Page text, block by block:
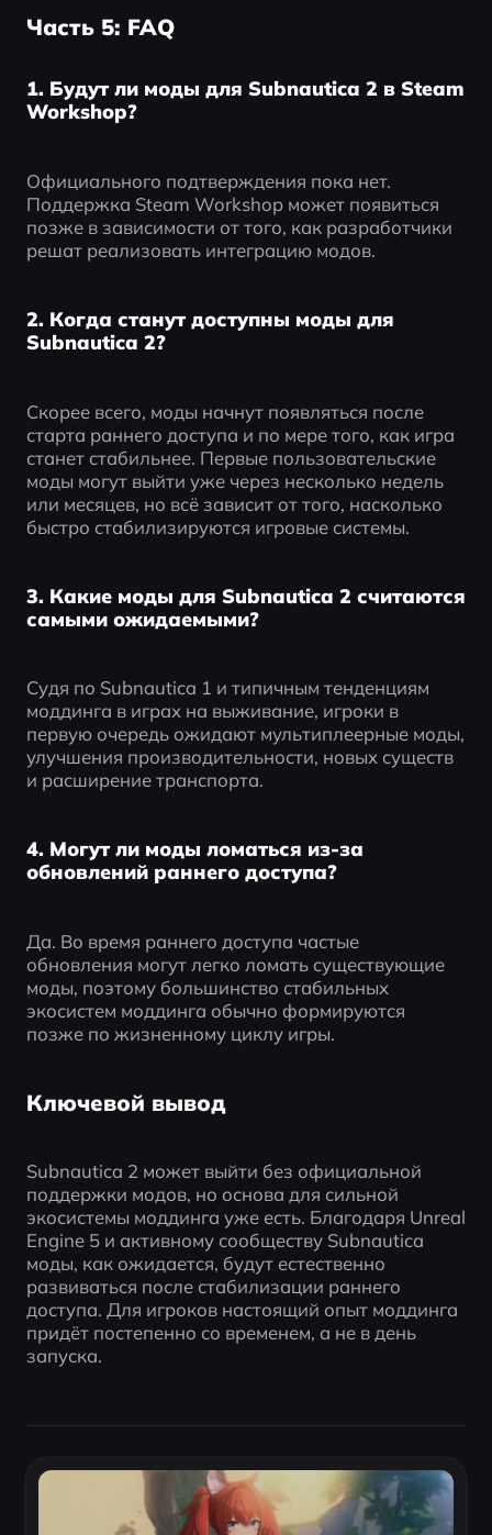
Часть 5: FAQ
1. Будут ли моды для Subnautica 2 в Steam
Workshop?
Официального подтверждения пока нет.
Поддержка Steam Workshop может появиться
позже в зависимости от того, как разработчики
решат реализовать интеграцию модов.
2. Когда станут доступны моды для
Subnautica 2?
Скорее всего, моды начнут появляться после
старта раннего доступа и по мере того, как игра
станет стабильнее. Первые пользовательские
моды могут выйти уже через несколько недель
или месяцев, но всё зависит от того, насколько
быстро стабилизируются игровые системы.
3. Какие моды для Subnautica 2 считаются
самыми ожидаемыми?
Судя по Subnautica 1 и типичным тенденциям
моддинга в играх на выживание, игроки в
первую очередь ожидают мультиплеерные моды,
улучшения производительности, новых существ
и расширение транспорта.
4. Могут ли моды ломаться из-за
обновлений раннего доступа?
Да. Во время раннего доступа частые
обновления могут легко ломать существующие
моды, поэтому большинство стабильных
экосистем моддинга обычно формируются
позже по жизненному циклу игры.
Ключевой вывод
Subnautica 2 может выйти без официальной
поддержки модов, но основа для сильной
экосистемы моддинга уже есть. Благодаря Unreal
Engine 5 и активному сообществу Subnautica
моды, как ожидается, будут естественно
развиваться после стабилизации раннего
доступа. Для игроков настоящий опыт моддинга
придёт постепенно со временем, а не в день
запуска.